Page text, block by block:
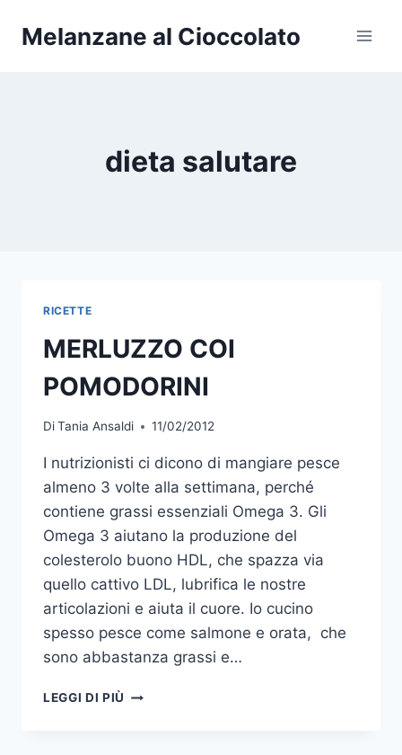
Melanzane al Cioccolato
dieta salutare
RICETTE
MERLUZZO COI
POMODORINI
DiTania Ansaldi 11/02/2012
I nutrizionisti ci dicono di mangiare pesce
almeno 3 volte alla settimana, perché
contiene grassi essenziali Omega 3. Gli
Omega 3 aiutano la produzione del
colesterolo buono HDL, che spazza via
quello cattivo LDL, lubrifica le nostre
articolazioni e aiuta il cuore. Io cucino
spesso pesce come salmone e orata, che
sono abbastanza grassi e…
LEGGI DI PIÙ MERLUZZO